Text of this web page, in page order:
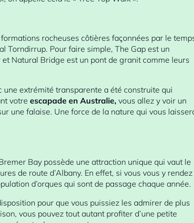
rocheuses côtières façonnées par le
Torndirrup. Pour faire simple, The Gap est un
Natural Bridge est un pont de granit comme leurs
une extrémité transparente a été construite qui
votre escapade en Australie, vous allez y voir un
une falaise. Une force de la nature qui vous
Bay possède une attraction unique qui vaut le
de route d’Albany. En effet, si vous vous y rendez
d’orques qui sont de passage chaque année.
pour que vous puissiez les admirer de plus
vous pouvez tout autant profiter d’une petite